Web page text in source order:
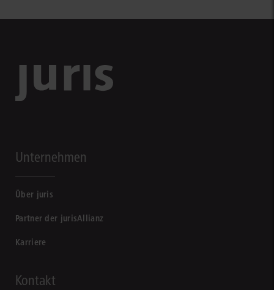
Unternehmen
Über juris
Partner der jurisAllianz
Karriere
Kontakt